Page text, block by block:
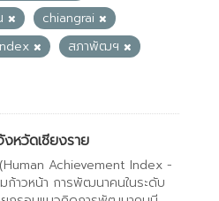
chiangrai
สภาพัฒฯ
หวัดเชียงราย
Achievement Index -
ก้าวหน้า การพัฒนาคนในระดับ